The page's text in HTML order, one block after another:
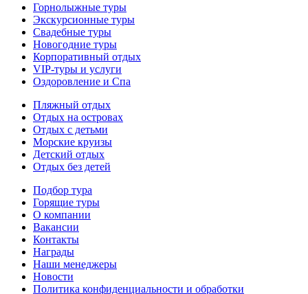
Горнолыжные туры
Экскурсионные туры
Свадебные туры
Новогодние туры
Корпоративный отдых
VIP-туры и услуги
Оздоровление и Спа
Пляжный отдых
Отдых на островах
Отдых с детьми
Морские круизы
Детский отдых
Отдых без детей
Подбор тура
Горящие туры
О компании
Вакансии
Контакты
Награды
Наши менеджеры
Новости
Политика конфиденциальности и обработки